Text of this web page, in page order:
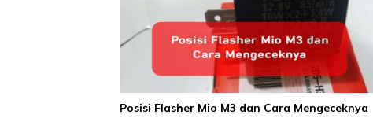
Posisi Flasher Mio M3 dan Cara Mengeceknya